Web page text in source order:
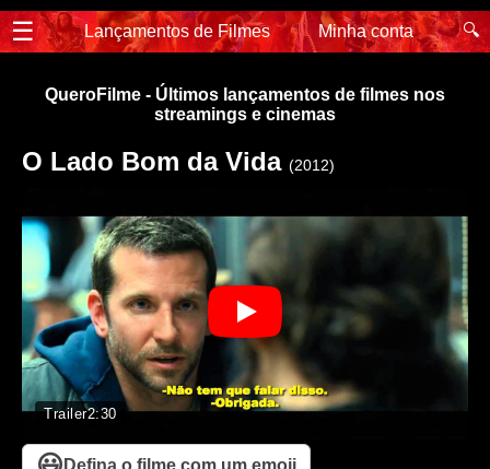
☰ Lançamentos de Filmes Minha conta 🔍
QueroFilme - Últimos lançamentos de filmes nos
streamings e cinemas
O Lado Bom da Vida (2012)
Trailer2:30
Defina o filme com um emoji